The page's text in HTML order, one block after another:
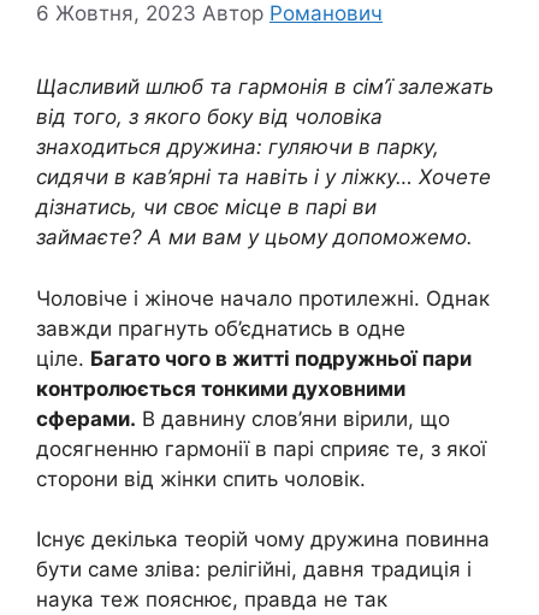
6 Жовтня, 2023 Автор Романович
Щасливий шлюб та гармонія в сім’ї залежать
від того, з якого боку від чоловіка
знаходиться дружина: гуляючи в парку,
сидячи в кав’ярні та навіть і у ліжку… Хочете
дізнатись, чи своє місце в парі ви
займаєте? А ми вам у цьому допоможемо.
Чоловіче і жіноче начало протилежні. Однак
завжди прагнуть об’єднатись в одне
ціле. Багато чого в житті подружньої пари
контролюється тонкими духовними
сферами. В давнину слов’яни вірили, що
досягненню гармонії в парі сприяє те, з якої
сторони від жінки спить чоловік.
Існує декілька теорій чому дружина повинна
бути саме зліва: релігійні, давня традиція і
наука теж пояснює, правда не так